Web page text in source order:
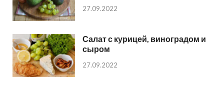
27.09.2022
Салат с курицей, виноградом и
сыром
27.09.2022